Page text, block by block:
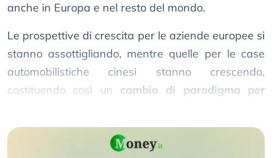
anche in Europa e nel resto del mondo.
Le prospettive di crescita per le aziende europee si
stanno assottigliando, mentre quelle per le case
automobilistiche cinesi stanno crescendo,
costituendo così un cambio di paradigma per